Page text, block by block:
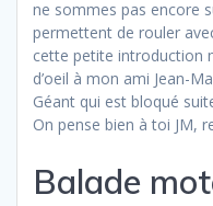
ne sommes pas encore
permettent de rouler
cette petite introduction
d’oeil à mon ami Jean-
Géant qui est bloqué
On pense bien à toi JM,
Balade